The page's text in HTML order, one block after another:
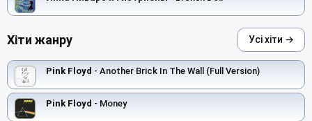
Хіти жанру Усі хіти →
Pink Floyd - Another Brick In The Wall (Full Version)
Pink Floyd - Money